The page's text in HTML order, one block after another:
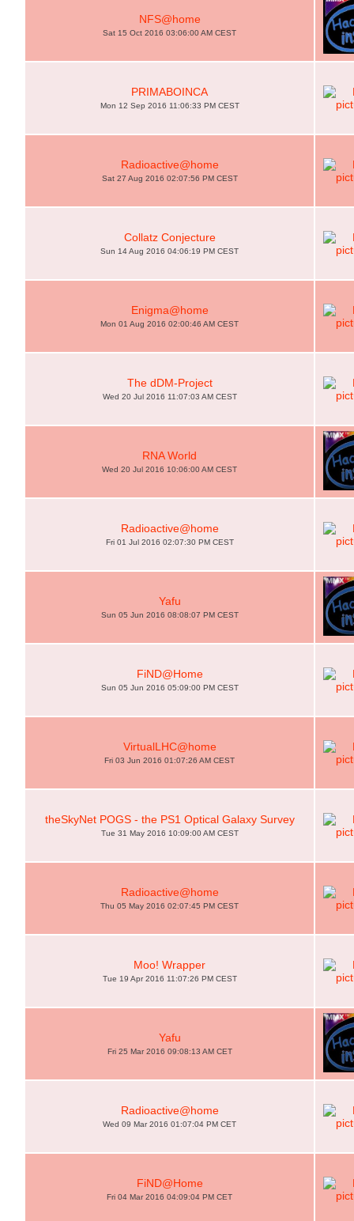
NFS@home
Sat 15 Oct 2016 03:06:00 AM CEST
PRIMABOINCA
Mon 12 Sep 2016 11:06:33 PM CEST
Radioactive@home
Sat 27 Aug 2016 02:07:56 PM CEST
Collatz Conjecture
Sun 14 Aug 2016 04:06:19 PM CEST
Enigma@home
Mon 01 Aug 2016 02:00:46 AM CEST
The dDM-Project
Wed 20 Jul 2016 11:07:03 AM CEST
RNA World
Wed 20 Jul 2016 10:06:00 AM CEST
Radioactive@home
Fri 01 Jul 2016 02:07:30 PM CEST
Yafu
Sun 05 Jun 2016 08:08:07 PM CEST
FiND@Home
Sun 05 Jun 2016 05:09:00 PM CEST
VirtualLHC@home
Fri 03 Jun 2016 01:07:26 AM CEST
theSkyNet POGS - the PS1 Optical Galaxy Survey
Tue 31 May 2016 10:09:00 AM CEST
Radioactive@home
Thu 05 May 2016 02:07:45 PM CEST
Moo! Wrapper
Tue 19 Apr 2016 11:07:26 PM CEST
Yafu
Fri 25 Mar 2016 09:08:13 AM CET
Radioactive@home
Wed 09 Mar 2016 01:07:04 PM CET
FiND@Home
Fri 04 Mar 2016 04:09:04 PM CET